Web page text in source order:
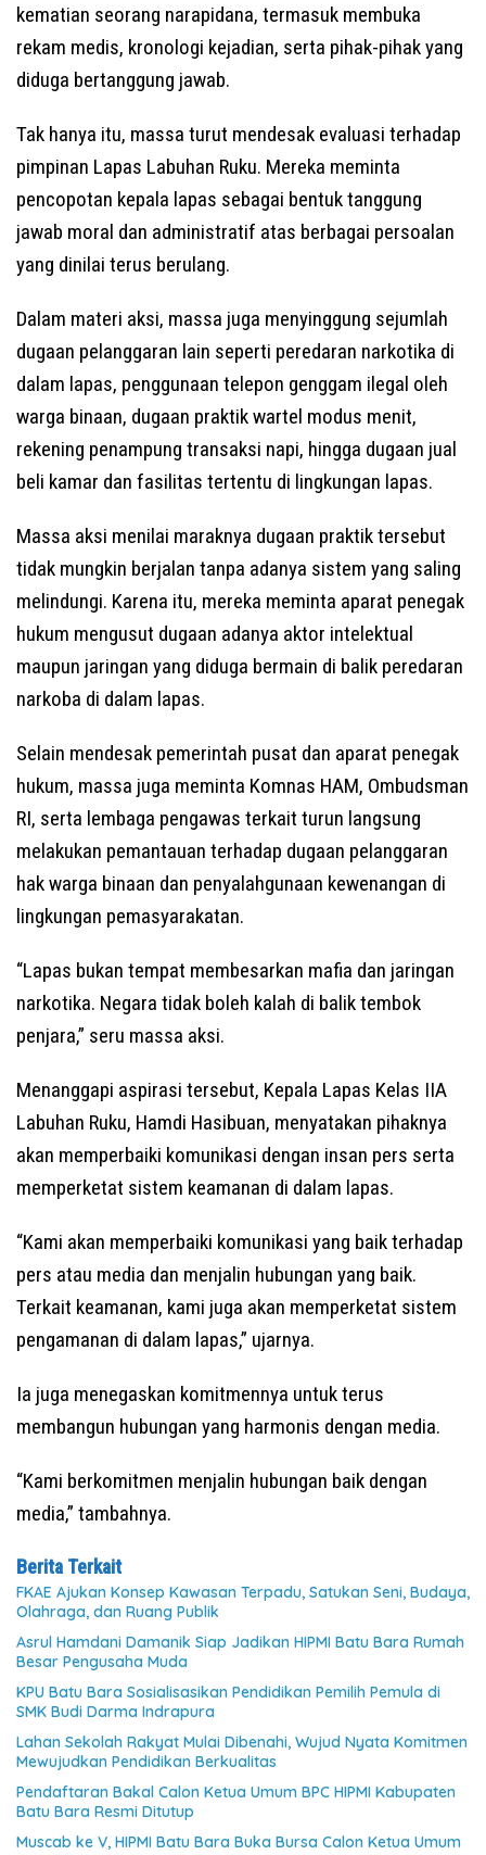
kematian seorang narapidana, termasuk membuka
rekam medis, kronologi kejadian, serta pihak-pihak yang
diduga bertanggung jawab.
Tak hanya itu, massa turut mendesak evaluasi terhadap
pimpinan Lapas Labuhan Ruku. Mereka meminta
pencopotan kepala lapas sebagai bentuk tanggung
jawab moral dan administratif atas berbagai persoalan
yang dinilai terus berulang.
Dalam materi aksi, massa juga menyinggung sejumlah
dugaan pelanggaran lain seperti peredaran narkotika di
dalam lapas, penggunaan telepon genggam ilegal oleh
warga binaan, dugaan praktik wartel modus menit,
rekening penampung transaksi napi, hingga dugaan jual
beli kamar dan fasilitas tertentu di lingkungan lapas.
Massa aksi menilai maraknya dugaan praktik tersebut
tidak mungkin berjalan tanpa adanya sistem yang saling
melindungi. Karena itu, mereka meminta aparat penegak
hukum mengusut dugaan adanya aktor intelektual
maupun jaringan yang diduga bermain di balik peredaran
narkoba di dalam lapas.
Selain mendesak pemerintah pusat dan aparat penegak
hukum, massa juga meminta Komnas HAM, Ombudsman
RI, serta lembaga pengawas terkait turun langsung
melakukan pemantauan terhadap dugaan pelanggaran
hak warga binaan dan penyalahgunaan kewenangan di
lingkungan pemasyarakatan.
“Lapas bukan tempat membesarkan mafia dan jaringan
narkotika. Negara tidak boleh kalah di balik tembok
penjara,” seru massa aksi.
Menanggapi aspirasi tersebut, Kepala Lapas Kelas IIA
Labuhan Ruku, Hamdi Hasibuan, menyatakan pihaknya
akan memperbaiki komunikasi dengan insan pers serta
memperketat sistem keamanan di dalam lapas.
“Kami akan memperbaiki komunikasi yang baik terhadap
pers atau media dan menjalin hubungan yang baik.
Terkait keamanan, kami juga akan memperketat sistem
pengamanan di dalam lapas,” ujarnya.
Ia juga menegaskan komitmennya untuk terus
membangun hubungan yang harmonis dengan media.
“Kami berkomitmen menjalin hubungan baik dengan
media,” tambahnya.
Berita Terkait
FKAE Ajukan Konsep Kawasan Terpadu, Satukan Seni, Budaya,
Olahraga, dan Ruang Publik
Asrul Hamdani Damanik Siap Jadikan HIPMI Batu Bara Rumah
Besar Pengusaha Muda
KPU Batu Bara Sosialisasikan Pendidikan Pemilih Pemula di
SMK Budi Darma Indrapura
Lahan Sekolah Rakyat Mulai Dibenahi, Wujud Nyata Komitmen
Mewujudkan Pendidikan Berkualitas
Pendaftaran Bakal Calon Ketua Umum BPC HIPMI Kabupaten
Batu Bara Resmi Ditutup
Muscab ke V, HIPMI Batu Bara Buka Bursa Calon Ketua Umum